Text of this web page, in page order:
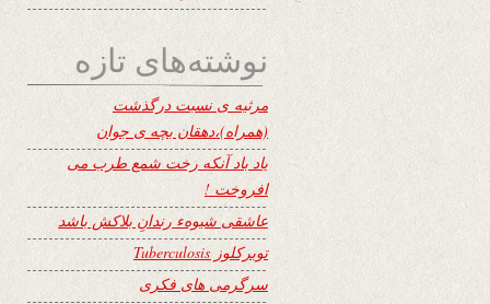
نوشته‌های تازه
مرثیه ی نسبت درگذشت
(همراه)،دهقان بچه ی جوان
یاد باد آنکه رخت شمع طرب می
افروخت !
عاشقی شیوهء رندانِ بلاکش باشد
توبرکلوز Tuberculosis
سرگرمی های فکری